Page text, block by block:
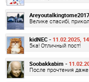
Велике спасибі,
kidNEC - 11.02.2025,
5ка! Отличный пост!
Soobakkabim -
После прочтения